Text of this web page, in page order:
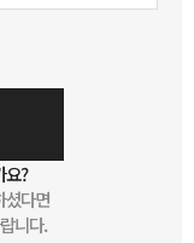
요?
셨다면
니다.